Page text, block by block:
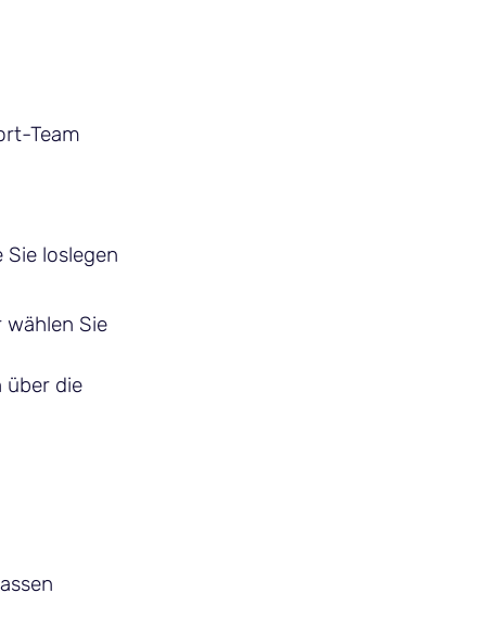
Team
loslegen
wählen Sie
über die